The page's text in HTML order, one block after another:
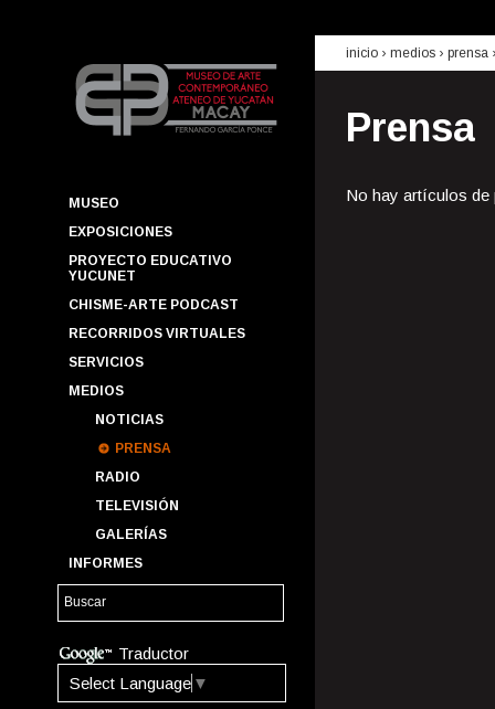
MUSEO
EXPOSICIONES
PROYECTO EDUCATIVO
YUCUNET
CHISME-ARTE PODCAST
RECORRIDOS VIRTUALES
SERVICIOS
MEDIOS
NOTICIAS
PRENSA
RADIO
TELEVISIÓN
GALERÍAS
INFORMES
Traductor
Select Language ▼
inicio › medios › prensa
Prensa
No hay artículos de